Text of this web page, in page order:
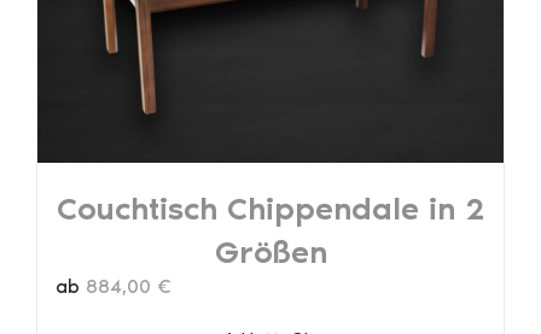
Couchtisch Chippendale in 2
Größen
ab 884,00 €